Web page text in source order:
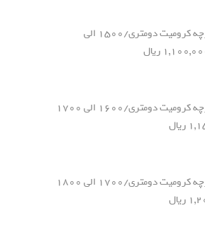
✳️ یونولیت تیرچه کرومیت دومتری/۱۵۰۰ الی
✳️ یونولیت تیرچه کرومیت دومتری/۱۶۰۰ الی ۱۷۰۰
✳️ یونولیت تیرچه کرومیت دومتری/۱۷۰۰ الی ۱۸۰۰